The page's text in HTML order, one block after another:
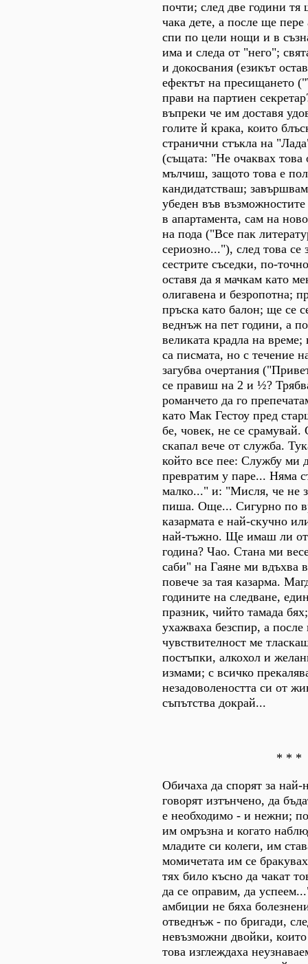
почти; след две години
чака дете, а после ще
спи по цели нощи и в
има и следа от "него";
и докосвания (езикът
ефектът на пресищането
прави на партиен
въпреки че им доставя
голите й крака, които
странични стъкла на
(същата: "Не очаквах
мълчиш, защото това е
кандидатстваш;
убеден във
в апартамента, сам на
на пода ("Все пак
сериозно..."), след това се
сестрите съседки, по-
оставя да я мачкам като
олигавена и безропотна;
пръска като балон; ще се
веднъж на пет години, а
великата крадла на време;
са писмата, но с течение
загубва очертания
се правиш на 2 и ½?
романчето да го
като Мак Гестоу пред
бе, човек, не се срамувай.
скапал вече от служба.
който все пее: Службу ми
превратим у паре... Няма
малко..." и: "Мисля, че не
пиша. Още... Сигурно по
казармата е най-скучно
най-тъжно. Ще имаш ли
година? Чао. Стана ми
саби" на Гаяне ми вдъхва
повече за тая казарма.
годините на следване,
празник, чийто тамада
ухажваха безспир, а после
чувствителност ме
постъпки, алкохол и
измами; с всичко
незадоволеността си от
съпътства докрай...
* * *
Обичаха да спорят за
говорят изтънчено, да
е необходимо - и нежни;
им омръзна и когато
младите си колеги, им
момичетата им се
тях било късно да чакат
да се оправим, да
амбиции не бяха
отведнъж - по бригади,
невъзможни двойки,
това изглеждаха